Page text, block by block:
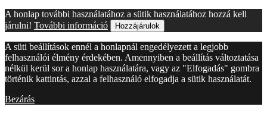
A honlap további használatához a sütik használatához hozzá kell
járulni! További információ Hozzájárulok
A süti beállítások ennél a honlapnál engedélyezett a legjobb
felhasználói élmény érdekében. Amennyiben a beállítás változtatása
nélkül kerül sor a honlap használatára, vagy az "Elfogadás" gombra
történik kattintás, azzal a felhasználó elfogadja a sütik használatát.
Bezárás